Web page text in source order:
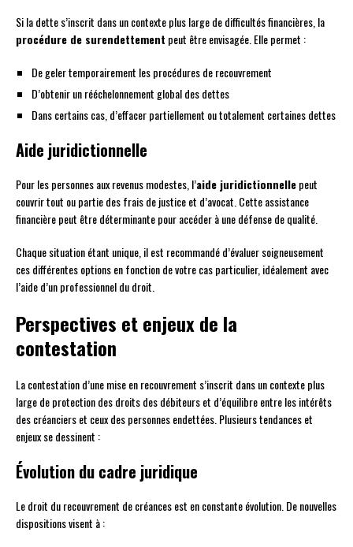
Si la dette s’inscrit dans un contexte plus large de difficultés financières, la
procédure de surendettement peut être envisagée. Elle permet :
De geler temporairement les procédures de recouvrement
D’obtenir un rééchelonnement global des dettes
Dans certains cas, d’effacer partiellement ou totalement certaines dettes
Aide juridictionnelle
Pour les personnes aux revenus modestes, l’aide juridictionnellepeut
couvrir tout ou partie des frais de justice et d’avocat. Cette assistance
financière peut être déterminante pour accéder à une défense de qualité.
Chaque situation étant unique, il est recommandé d’évaluer soigneusement
ces différentes options en fonction de votre cas particulier, idéalement avec
l’aide d’un professionnel du droit.
Perspectives et enjeux de la
contestation
La contestation d’une mise en recouvrement s’inscrit dans un contexte plus
large de protection des droits des débiteurs et d’équilibre entre les intérêts
des créanciers et ceux des personnes endettées. Plusieurs tendances et
enjeux se dessinent :
Évolution du cadre juridique
Le droit du recouvrement de créances est en constante évolution. De nouvelles
dispositions visent à :